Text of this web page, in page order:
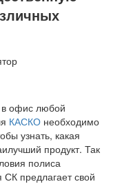
офис любой
КАСКО необходимо
узнать, какая
продукт. Так
полиса
СК предлагает свой